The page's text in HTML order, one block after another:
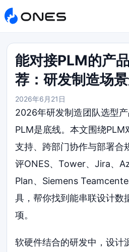
能对接PLM的产
荐：研发制造场
2026年6月21日
2026年研发制造团队选型
PLM是底线。本文围绕PLM
支持、跨部门协作与部署合
评ONES、Tower、Jira、
Plan、Siemens
具，帮你找到能串联设计数
项。
软硬件结合的研发中，设计